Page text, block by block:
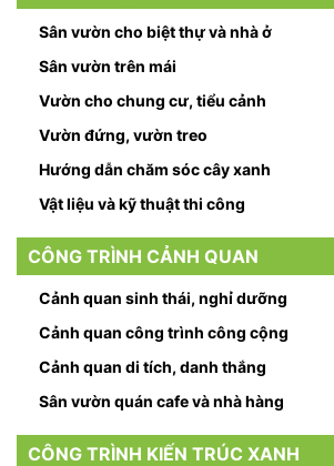
Sân vườn cho biệt thự và nhà ở
Sân vườn trên mái
Vườn cho chung cư, tiểu cảnh
Vườn đứng, vườn treo
Hướng dẫn chăm sóc cây xanh
Vật liệu và kỹ thuật thi công
CÔNG TRÌNH CẢNH QUAN
Cảnh quan sinh thái, nghỉ dưỡng
Cảnh quan công trình công cộng
Cảnh quan di tích, danh thắng
Sân vườn quán cafe và nhà hàng
CÔNG TRÌNH KIẾN TRÚC XANH